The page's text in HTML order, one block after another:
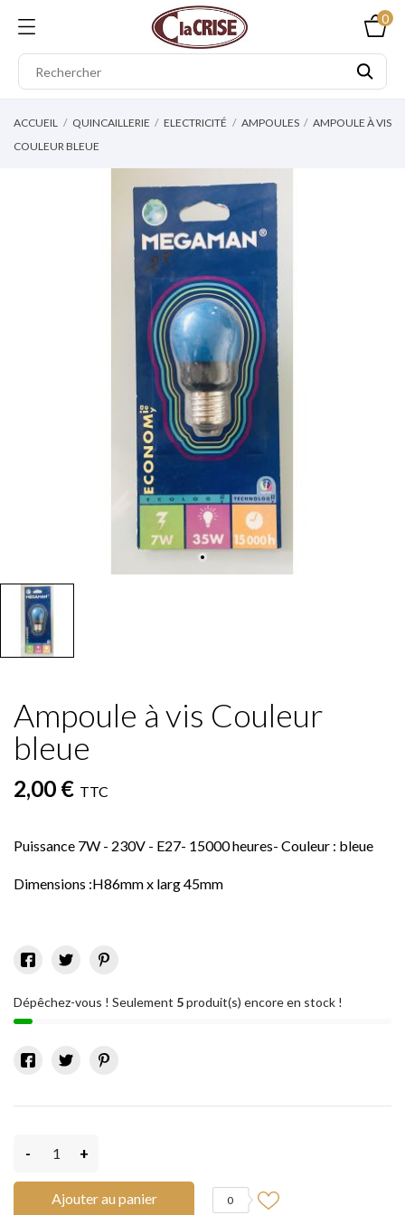
0
ACCUEIL QUINCAILLERIE ELECTRICITÉ AMPOULES
AMPOULE À VIS
COULEUR BLEUE
Ampoule à vis Couleur
bleue
2,00 € TTC
Puissance 7W - 230V - E27- 15000 heures- Couleur : bleue
Dimensions :H86mm x larg 45mm
Dépêchez-vous ! Seulement 5produit(s) encore en stock !
- +
Ajouter au panier 0